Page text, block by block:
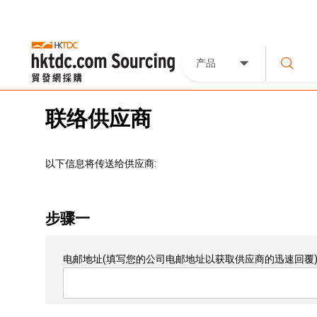
产品
联络供应商
以下信息将传送给供应商:
步骤一
电邮地址(填写您的公司电邮地址以获取供应商的迅速回覆)